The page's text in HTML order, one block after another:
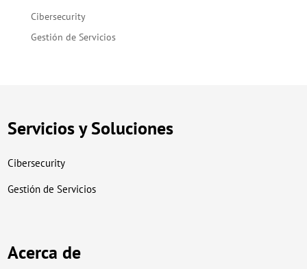
Cibersecurity
Gestión de Servicios
Servicios y Soluciones
Cibersecurity
Gestión de Servicios
Acerca de